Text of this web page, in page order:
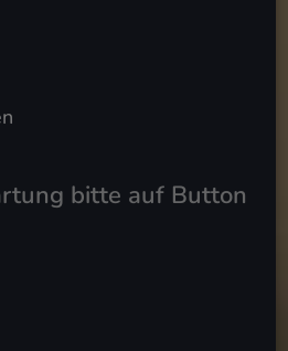
bitte auf Button